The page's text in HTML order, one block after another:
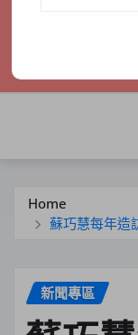
Home
蘇巧慧每年造
新聞專區